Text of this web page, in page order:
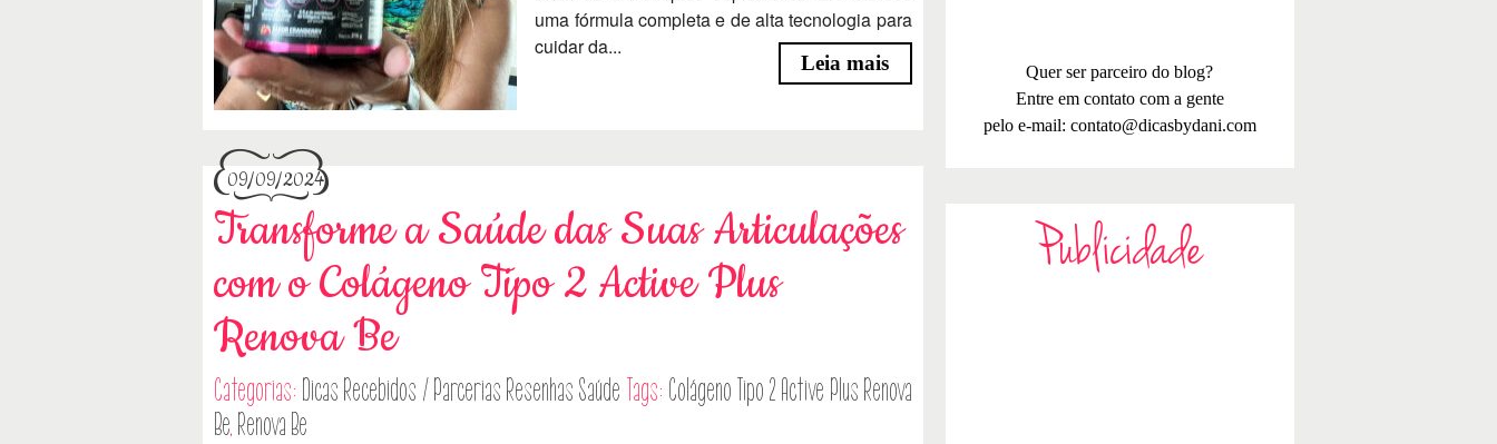
uma fórmula completa e de alta tecnologia para
cuidar da...
Leia mais
09/09/2024
Transforme a Saúde das Suas Articulações
com o Colágeno Tipo 2 Active Plus
Renova Be
Categorias: Dicas Recebidos / Parcerias Resenhas Saúde Tags: Colágeno Tipo 2 Active Plus Renova
Be, Renova Be
Quer ser parceiro do blog?
Entre em contato com a gente
pelo e-mail: contato@dicasbydani.com
Publicidade